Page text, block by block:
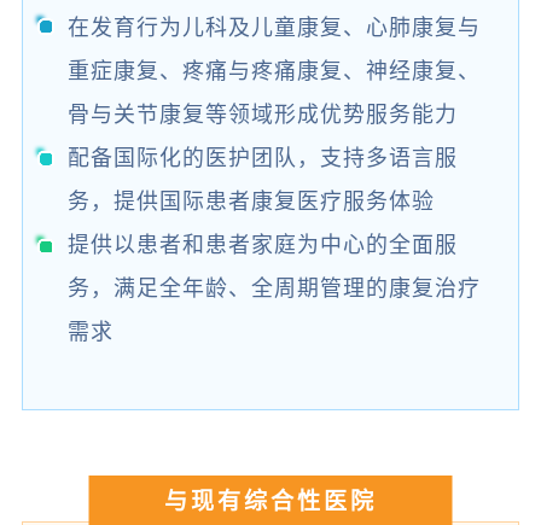
在发育行为儿科及儿童康复、心肺康复与
重症康复、疼痛与疼痛康复、神经康复、
骨与关节康复等领域形成优势服务能力
配备国际化的医护团队，支持多语言服
务，提供国际患者康复医疗服务体验
提供以患者和患者家庭为中心的全面服
务，满足全年龄、全周期管理的康复治疗
需求
与现有综合性医院